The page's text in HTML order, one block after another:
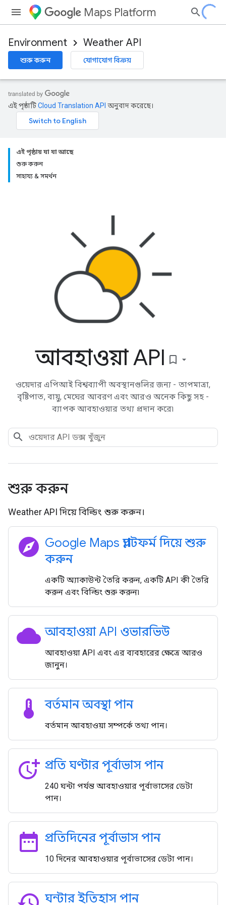
Maps Platform
Environment Weather API
শুরু করুন যোগাযোগ বিক্রয়
এই পৃষ্ঠাটিCloud Translation API অনুবাদ করেছে।
এই পৃষ্ঠায় যা যা আছে
শুরু করুন
সাহায্য & সমর্থন
আবহাওয়া API bookmark_border
ওয়েদার এপিআই বিশ্বব্যাপী অবস্থানগুলির জন্য - তাপমাত্রা,
বৃষ্টিপাত, বায়ু, মেঘের আবরণ এবং আরও অনেক কিছু সহ -
ব্যাপক আবহাওয়ার তথ্য প্রদান করে৷
শুরু করুন
Weather API দিয়ে বিল্ডিং শুরু করুন।
explore Google Maps প্ল্যাটফর্ম দিয়ে শুরু
করুন
একটি অ্যাকাউন্ট তৈরি করুন, একটি API কী তৈরি
করুন এবং বিল্ডিং শুরু করুন৷
cloud আবহাওয়া API ওভারভিউ
আবহাওয়া API এবং এর ব্যবহারের ক্ষেত্রে আরও
জানুন।
thermostat বর্তমান অবস্থা পান
বর্তমান আবহাওয়া সম্পর্কে তথ্য পান।
more_time প্রতি ঘণ্টার পূর্বাভাস পান
240 ঘন্টা পর্যন্ত আবহাওয়ার পূর্বাভাসের ডেটা
পান।
date_range প্রতিদিনের পূর্বাভাস পান
10 দিনের আবহাওয়ার পূর্বাভাসের ডেটা পান।
ঘন্টার ইতিহাস পান